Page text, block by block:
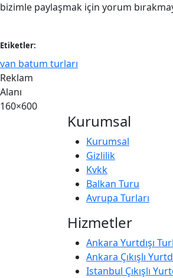
bizimle paylaşmak için yorum
Etiketler:
van batum turları
Reklam
Alanı
160×600
Kurumsal
Kurumsal
Gizlilik
Kvkk
Balkan Turu
Avrupa Turları
Hizmetler
Ankara Yurtdışı
Ankara Çıkışlı
Istanbul Çıkışlı